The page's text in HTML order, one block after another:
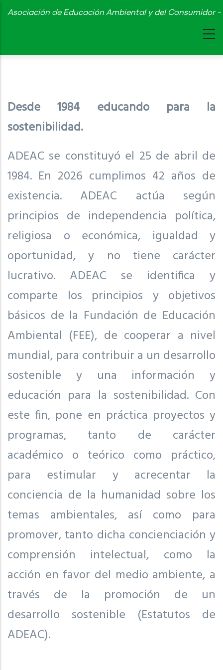
Skip
content
Asociación de Educación Ambiental y del Consumidor
Desde 1984 educando para la
sostenibilidad.
ADEAC se constituyó el 25 de abril de
1984. En 2026 cumplimos 42 años de
existencia. ADEAC actúa según
principios de independencia política,
religiosa o económica, igualdad y
oportunidad, y no tiene carácter
lucrativo. ADEAC se identifica y
comparte los principios y objetivos
básicos de la Fundación de Educación
Ambiental (FEE), de cooperar a nivel
mundial, para contribuir a un desarrollo
sostenible y una información y
educación para la sostenibilidad. Con
este fin, pone en práctica proyectos y
programas, tanto de carácter
académico o teórico como práctico,
para estimular y acrecentar la
conciencia de la humanidad sobre los
temas ambientales, así como para
promover, tanto dicha concienciación y
comprensión intelectual, como la
acción en favor del medio ambiente, a
través de la promoción de un
desarrollo sostenible (Estatutos de
ADEAC).